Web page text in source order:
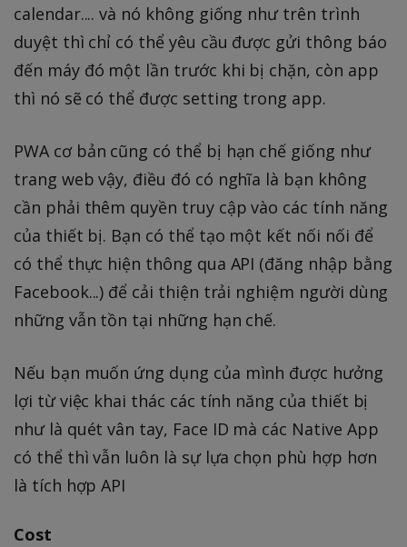
calendar.... và nó không giống như trên trình
duyệt thì chỉ có thể yêu cầu được gửi thông báo
đến máy đó một lần trước khi bị chặn, còn app
thì nó sẽ có thể được setting trong app.
PWA cơ bản cũng có thể bị hạn chế giống như
trang web vậy, điều đó có nghĩa là bạn không
cần phải thêm quyền truy cập vào các tính năng
của thiết bị. Bạn có thể tạo một kết nối nối để
có thể thực hiện thông qua API (đăng nhập bằng
Facebook...) để cải thiện trải nghiệm người dùng
những vẫn tồn tại những hạn chế.
Nếu bạn muốn ứng dụng của mình được hưởng
lợi từ việc khai thác các tính năng của thiết bị
như là quét vân tay, Face ID mà các Native App
có thể thì vẫn luôn là sự lựa chọn phù hợp hơn
là tích hợp API
Cost